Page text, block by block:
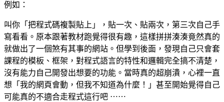
例如：
叫你「把程式碼複製貼上」，貼一次、貼兩次，第三次自己手
寫看看。原本跟著教材跑覺得很有趣，這樣拼拼湊湊竟然真的
就做出了一個煞有其事的網站。但學到後面，發現自己只會套
課程的模板、框架，對程式語言的特性和邏輯完全搞不清楚，
沒有能力自己開發出想要的功能。當時真的超崩潰，心裡一直
想「我的網頁會動，但我不知道為什麼！」甚至開始覺得自己
可能真的不適合走程式這行吧 ⋯⋯